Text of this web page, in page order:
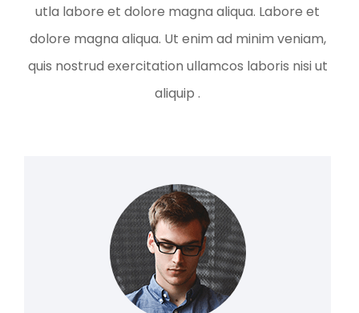
utla labore et dolore magna aliqua. Labore et
dolore magna aliqua. Ut enim ad minim veniam,
quis nostrud exercitation ullamcos laboris nisi ut
aliquip .